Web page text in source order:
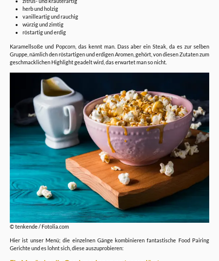
herb und holzig
vanilleartig und rauchig
würzig und zimtig
röstartig und erdig
Karamellsoße und Popcorn, das kennt man. Dass aber ein Steak, da es zur selben
Gruppe, nämlich den röstartigen und erdigen Aromen, gehört, von diesen Zutaten zum
geschmacklichen Highlight geadelt wird, das erwartet man so nicht.
© tenkende / Fotolia.com
Hier ist unser Menü; die einzelnen Gänge kombinieren fantastische Food Pairing
Gerichte und es lohnt sich, diese auszuprobieren: